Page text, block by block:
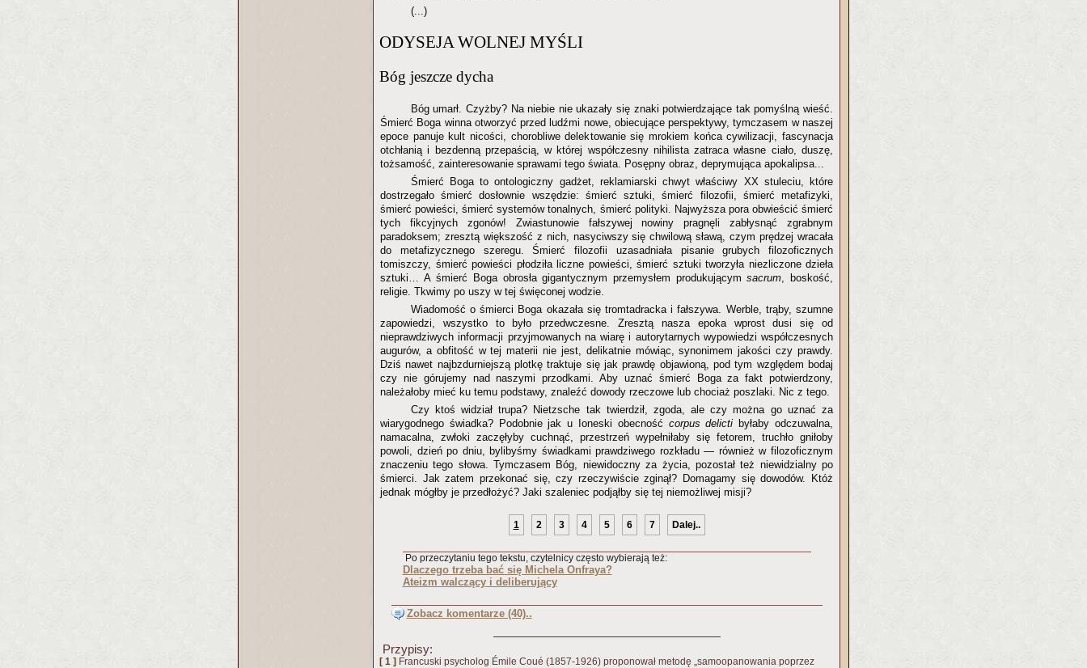
(...)
ODYSEJA WOLNEJ MYŚLI
Bóg jeszcze dycha
Bóg umarł. Czyżby? Na niebie nie ukazały się znaki potwierdzające tak pomyślną wieść.
Śmierć Boga winna otworzyć przed ludźmi nowe, obiecujące perspektywy, tymczasem w naszej
epoce panuje kult nicości, chorobliwe delektowanie się mrokiem końca cywilizacji, fascynacja
otchłanią i bezdenną przepaścią, w której współczesny nihilista zatraca własne ciało, duszę,
tożsamość, zainteresowanie sprawami tego świata. Posępny obraz, deprymująca apokalipsa...
Śmierć Boga to ontologiczny gadżet, reklamiarski chwyt właściwy XX stuleciu, które
dostrzegało śmierć dosłownie wszędzie: śmierć sztuki, śmierć filozofii, śmierć metafizyki,
śmierć powieści, śmierć systemów tonalnych, śmierć polityki. Najwyższa pora obwieścić śmierć
tych fikcyjnych zgonów! Zwiastunowie fałszywej nowiny pragnęli zabłysnąć zgrabnym
paradoksem; zresztą większość z nich, nasyciwszy się chwilową sławą, czym prędzej wracała
do metafizycznego szeregu. Śmierć filozofii uzasadniała pisanie grubych filozoficznych
tomiszczy, śmierć powieści płodziła liczne powieści, śmierć sztuki tworzyła niezliczone dzieła
sztuki… A śmierć Boga obrosła gigantycznym przemysłem produkującymsacrum , boskość,
religie. Tkwimy po uszy w tej święconej wodzie.
Wiadomość o śmierci Boga okazała się tromtadracka i fałszywa. Werble, trąby, szumne
zapowiedzi, wszystko to było przedwczesne. Zresztą nasza epoka wprost dusi się od
nieprawdziwych informacji przyjmowanych na wiarę i autorytarnych wypowiedzi współczesnych
augurów, a obfitość w tej materii nie jest, delikatnie mówiąc, synonimem jakości czy prawdy.
Dziś nawet najbzdurniejszą plotkę traktuje się jak prawdę objawioną, pod tym względem bodaj
czy nie górujemy nad naszymi przodkami. Aby uznać śmierć Boga za fakt potwierdzony,
należałoby mieć ku temu podstawy, znaleźć dowody rzeczowe lub chociaż poszlaki. Nic z tego.
Czy ktoś widział trupa? Nietzsche tak twierdził, zgoda, ale czy można go uznać za
wiarygodnego świadka? Podobnie jak u Ioneski obecność corpus delicti byłaby odczuwalna,
namacalna, zwłoki zaczęłyby cuchnąć, przestrzeń wypełniłaby się fetorem, truchło gniłoby
powoli, dzień po dniu, bylibyśmy świadkami prawdziwego rozkładu — również w filozoficznym
znaczeniu tego słowa. Tymczasem Bóg, niewidoczny za życia, pozostał też niewidzialny po
śmierci. Jak zatem przekonać się, czy rzeczywiście zginął? Domagamy się dowodów. Któż
jednak mógłby je przedłożyć? Jaki szaleniec podjąłby się tej niemożliwej misji?
1 2 3 4 5 6 7 Dalej..
Po przeczytaniu tego tekstu, czytelnicy często wybierają też:
Dlaczego trzeba bać się Michela Onfraya?
Ateizm walczący i deliberujący
Zobacz komentarze (40)..
Przypisy:
[ 1 ] Francuski psycholog Émile Coué (1857-1926) proponował metodę „samoopanowania poprzez